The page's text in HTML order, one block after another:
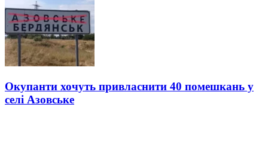
Окупанти хочуть привласнити 40 помешкань у
селі Азовське